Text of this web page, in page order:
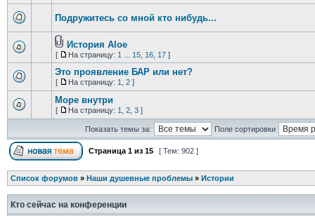
Подружитесь со мной кто нибудь...
История Aloe
[ На страницу: 1 15, 16, 17]
Это проявление БАР или нет?
[ На страницу: 1 2]
Море внутри
[ На страницу: 1 2, 3]
Показать темы за: Поле сортировки
Страница 1из 15 [ Тем: 902 ]
Список форумов» Наши душевные проблемы» Истории
Кто сейчас на конференции